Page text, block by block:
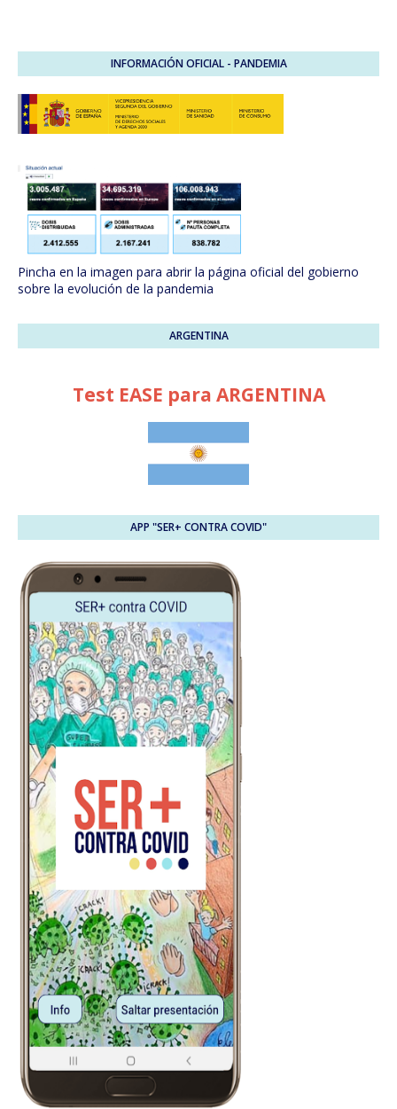
INFORMACIÓN OFICIAL - PANDEMIA
Pincha en la imagen para abrir la página oficial del gobierno
sobre la evolución de la pandemia
ARGENTINA
Test EASE para ARGENTINA
APP "SER+ CONTRA COVID"